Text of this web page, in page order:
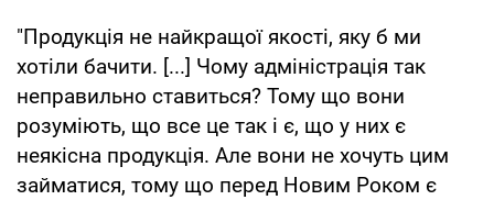
"Продукція не найкращої якості, яку б ми
хотіли бачити. [...] Чому адміністрація так
неправильно ставиться? Тому що вони
розуміють, що все це так і є, що у них є
неякісна продукція. Але вони не хочуть цим
займатися, тому що перед Новим Роком є